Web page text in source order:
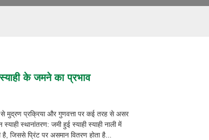
के जमने का प्रभाव
से मुद्रण प्रक्रिया और गुणवत्ता पर कई तरह से असर
स्थानांतरण: जमी हुई स्याही स्याही नाली में
है, जिससे प्रिंट पर असमान वितरण होता है...